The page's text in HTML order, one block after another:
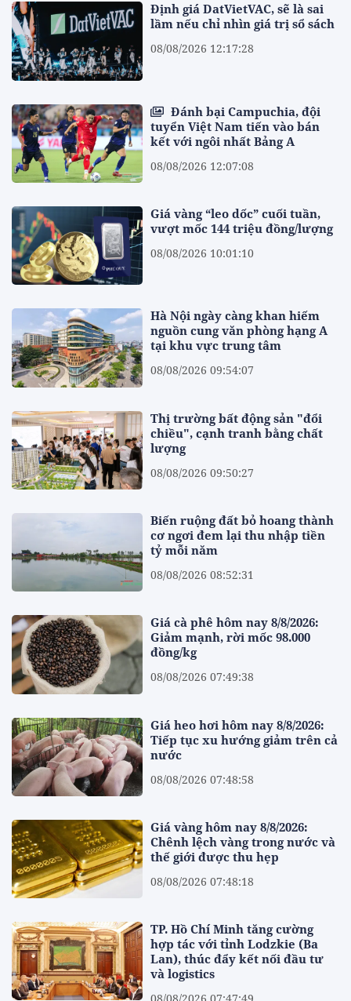
Định giá DatVietVAC, sẽ là sai
lầm nếu chỉ nhìn giá trị sổ sách
08/08/2026 12:17:28
Đánh bại Campuchia, đội
tuyển Việt Nam tiến vào bán
kết với ngôi nhất Bảng A
08/08/2026 12:07:08
Giá vàng “leo dốc” cuối tuần,
vượt mốc 144 triệu đồng/lượng
08/08/2026 10:01:10
Hà Nội ngày càng khan hiếm
nguồn cung văn phòng hạng A
tại khu vực trung tâm
08/08/2026 09:54:07
Thị trường bất động sản "đổi
chiều", cạnh tranh bằng chất
lượng
08/08/2026 09:50:27
Biến ruộng đất bỏ hoang thành
cơ ngơi đem lại thu nhập tiền
tỷ mỗi năm
08/08/2026 08:52:31
Giá cà phê hôm nay 8/8/2026:
Giảm mạnh, rời mốc 98.000
đồng/kg
08/08/2026 07:49:38
Giá heo hơi hôm nay 8/8/2026:
Tiếp tục xu hướng giảm trên cả
nước
08/08/2026 07:48:58
Giá vàng hôm nay 8/8/2026:
Chênh lệch vàng trong nước và
thế giới được thu hẹp
08/08/2026 07:48:18
TP. Hồ Chí Minh tăng cường
hợp tác với tỉnh Lodzkie (Ba
Lan), thúc đẩy kết nối đầu tư
và logistics